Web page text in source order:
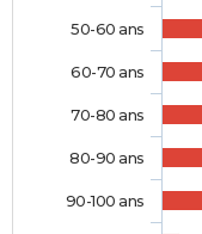
50-60 ans
60-70 ans
70-80 ans
80-90 ans
90-100 ans